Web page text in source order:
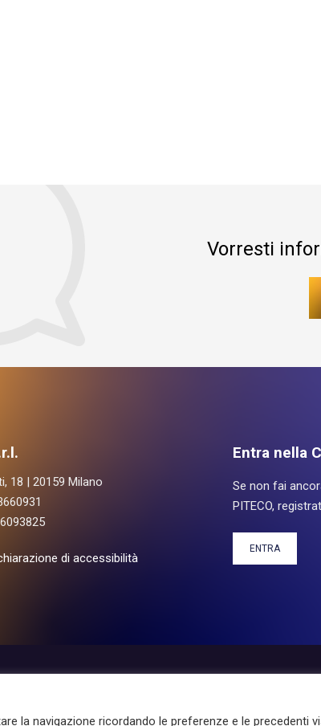
Vorresti
18 | 20159 Milano
di accessibilità
Entra nella
Se non fai
PITECO,
ENTRA
la navigazione ricordando le preferenze e le precedenti